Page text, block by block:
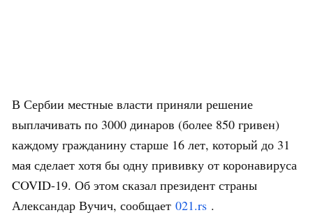
В Сербии местные власти приняли решение
выплачивать по 3000 динаров (более 850 гривен)
каждому гражданину старше 16 лет, который до 31
мая сделает хотя бы одну прививку от коронавируса
COVID-19. Об этом сказал президент страны
Александар Вучич, сообщает 021.rs .